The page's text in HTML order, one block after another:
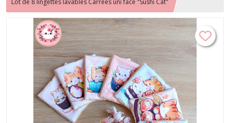
Lot de 8 lingettes lavables Carrées uni face "Sushi Cat"